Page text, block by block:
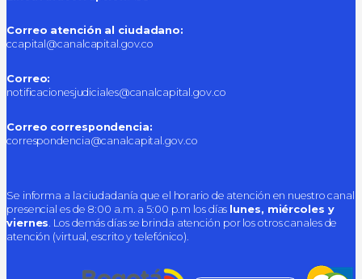
Correo atención al ciudadano:
ccapital@canalcapital.gov.co
Correo:
notificacionesjudiciales@canalcapital.gov.co
Correo correspondencia:
correspondencia@canalcapital.gov.co
Se informa a la ciudadanía que el horario de atención en nuestro canal
presencial es de 8:00 a.m. a 5:00 p.m los días lunes, miércoles y
viernes . Los demás días se brinda atención por los otros canales de
atención (virtual, escrito y telefónico).